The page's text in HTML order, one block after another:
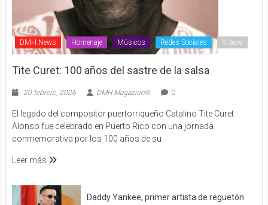
DMH News Homenaje Músicos Redes Sociales Videos
Tite Curet: 100 años del sastre de la salsa
20 febrero, 2026 DMH Magazine® 0
El legado del compositor puertorriqueño Catalino Tite Curet
Alonso fue celebrado en Puerto Rico con una jornada
conmemorativa por los 100 años de su
Leer más
Daddy Yankee, primer artista de reguetón